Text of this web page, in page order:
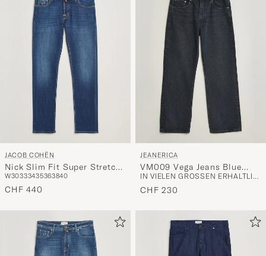
JACOB COHËN
Nick Slim Fit Super Stretch
Jeans Medium Vintage
W30333435363840
CHF 440
JEANERICA
VM009 Vega Jeans Blue
Black
IN VIELEN GRÖSSEN ERHÄLTLICH
CHF 230